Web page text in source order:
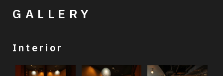
GALLERY
Interior